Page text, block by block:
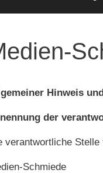
Hinweis
der
verantwortliche
Schmiede